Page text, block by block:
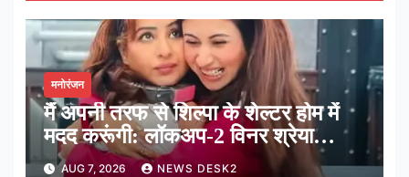
मनोरंजन
मैं अपनी तरफ से शिल्पा के शेल्टर होम में
मदद करूंगी: लॉकअप-2 विनर श्रेया
कालरा
AUG 7, 2026 NEWS DESK2